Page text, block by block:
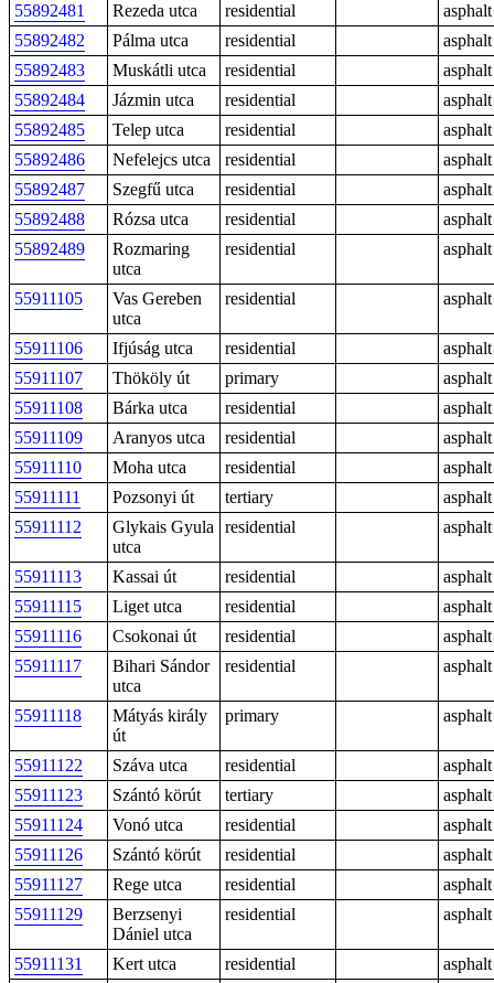
55892481 Rezeda utca residential
asphalt
55892482
Pálma utca residential
asphalt
55892483
Muskátli utca residential
asphalt
55892484
Jázmin utca residential
asphalt
55892485
Telep utca residential
asphalt
55892486
Nefelejcs utca residential
asphalt
55892487
Szegfű utca residential
asphalt
55892488
Rózsa utca residential
asphalt
55892489
Rozmaring
utca
residential asphalt
55911105
Vas Gereben
utca
residential asphalt
55911106 Ifjúság utca residential
asphalt
55911107
Thököly út primary
asphalt
55911108
Bárka utca residential
asphalt
55911109
Aranyos utca residential
asphalt
55911110
Moha utca residential
asphalt
55911111
Pozsonyi út tertiary
asphalt
55911112
Glykais Gyula
utca
residential asphalt
55911113 Kassai út residential
asphalt
55911115
Liget utca residential
asphalt
55911116
Csokonai út residential
asphalt
55911117
Bihari Sándor
utca
residential asphalt
55911118
Mátyás király
út
primary asphalt
55911122 Száva utca residential
asphalt
55911123
Szántó körút tertiary
asphalt
55911124
Vonó utca residential
asphalt
55911126
Szántó körút residential
asphalt
55911127
Rege utca residential
asphalt
55911129
Berzsenyi
Dániel utca
residential asphalt
55911131 Kert utca residential
asphalt